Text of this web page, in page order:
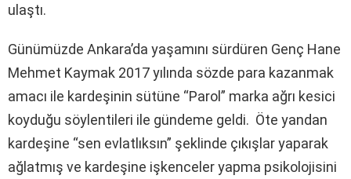
ulaştı.
Günümüzde Ankara’da yaşamını sürdüren Genç Hane
Mehmet Kaymak 2017 yılında sözde para kazanmak
amacı ile kardeşinin sütüne “Parol” marka ağrı kesici
koyduğu söylentileri ile gündeme geldi. Öte yandan
kardeşine “sen evlatlıksın” şeklinde çıkışlar yaparak
ağlatmış ve kardeşine işkenceler yapma psikolojisini